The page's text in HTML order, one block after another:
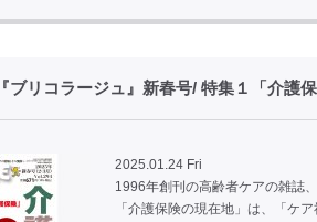
ブリコラージュ』新春号/ 特集１「介護保
2025.01.24 Fri
1996年創刊の高齢者ケアの雑誌
「介護保険の現在地」は、「ケ